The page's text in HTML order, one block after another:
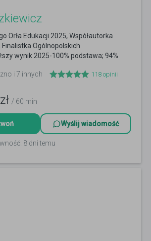
Orła Edukacji 2025, Współautorka
Ogólnopolskich
wynik 2025-100% podstawa; 94%
i 7 innych
118 opinii
zł / 60 min
Wyślij wiadomość
8 dni temu